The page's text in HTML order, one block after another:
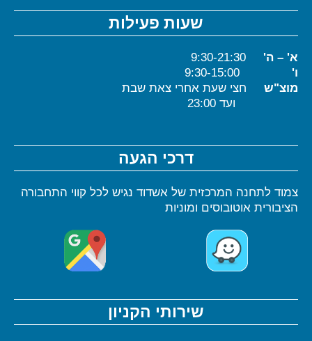
שעות פעילות
א' – ה' 9:30-21:30
ו'
מוצ"ש חצי שעת אחרי צאת שבת
ועד 23:00
דרכי הגעה
צמוד לתחנה המרכזית של אשדוד נגיש לכל קווי התחבורה
הציבורית אוטובוסים ומוניות
שירותי הקניון